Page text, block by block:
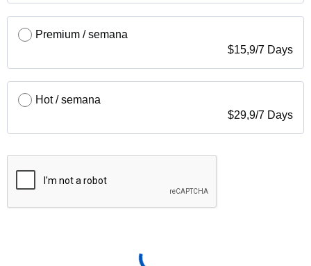
Premium / semana
$15,9/7 Days
Hot / semana
$29,9/7 Days